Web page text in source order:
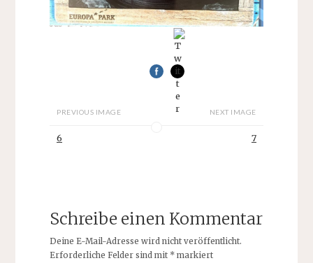
PREVIOUS IMAGE
6
NEXT IMAGE
7
Schreibe einen Kommentar
Deine E-Mail-Adresse wird nicht veröffentlicht.
Erforderliche Felder sind mit *markiert